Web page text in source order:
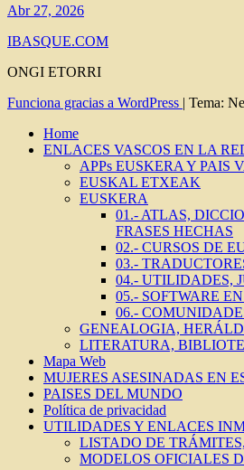
Abr 27, 2026
IBASQUE.COM
ONGI ETORRI
Funciona gracias a WordPress | Tema:
Home
ENLACES VASCOS EN LA
APPs EUSKERA Y PAIS
EUSKAL ETXEAK
EUSKERA
01.- ATLAS,
FRASES HECHAS
02.- CURSOS DE
03.-
04.- UTILIDADES,
05.- SOFTWARE
06.-
GENEALOGIA,
LITERATURA,
Mapa Web
MUJERES ASESINADAS EN
PAISES DEL MUNDO
Política de privacidad
UTILIDADES Y ENLACES
LISTADO DE
MODELOS OFICIALES